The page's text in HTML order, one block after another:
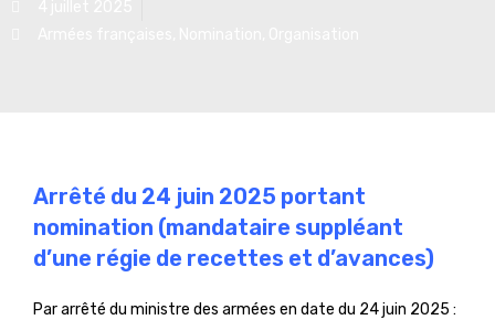
Arrêté du 24 juin 2025 portant
nomination (mandataire suppléant
d’une régie de recettes et d’avances)
Par arrêté du ministre des armées en date du 24 juin 2025 :